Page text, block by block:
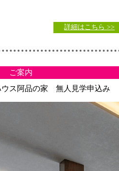
詳細はこちら >>
ご案内
ウス阿品の家 無人見学申込み